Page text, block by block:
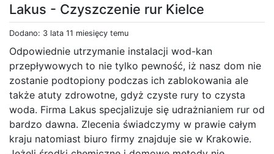
Lakus - Czyszczenie rur Kielce
Dodano: 3 lata 11 miesięcy temu
Odpowiednie utrzymanie instalacji wod-kan
przepływowych to nie tylko pewność, iż nasz dom nie
zostanie podtopiony podczas ich zablokowania ale
także atuty zdrowotne, gdyż czyste rury to czysta
woda. Firma Lakus specjalizuje się udrażnianiem rur od
bardzo dawna. Zlecenia świadczymy w prawie całym
kraju natomiast biuro firmy znajduje sie w Krakowie.